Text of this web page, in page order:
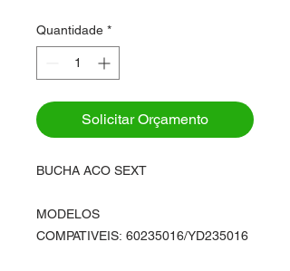
Quantidade *
Solicitar Orçamento
BUCHA ACO SEXT
MODELOS
COMPATIVEIS: 60235016/YD235016